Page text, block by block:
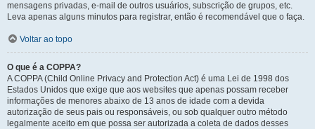
mensagens privadas, e-mail de outros usuários, subscrição de grupos, etc.
Leva apenas alguns minutos para registrar, então é recomendável que o faça.
Voltar ao topo
O que é a COPPA?
A COPPA (Child Online Privacy and Protection Act) é uma Lei de 1998 dos
Estados Unidos que exige que aos websites que apenas possam receber
informações de menores abaixo de 13 anos de idade com a devida
autorização de seus pais ou responsáveis, ou sob qualquer outro método
legalmente aceito em que possa ser autorizada a coleta de dados desses